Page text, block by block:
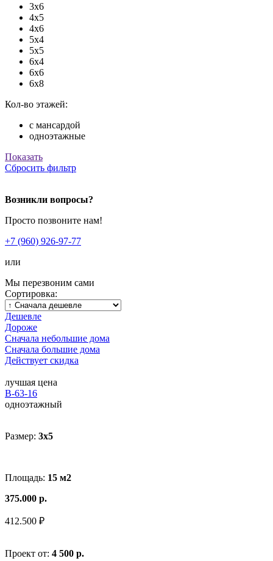
3x6
4x5
4x6
5x4
5x5
6x4
6x6
6x8
Кол-во этажей:
с мансардой
одноэтажные
Показать
Сбросить фильтр
Возникли вопросы?
Просто позвоните нам!
+7 (960) 926-97-77
или
Мы перезвоним сами
Сортировка:
Дешевле
Дороже
Сначала небольшие дома
Сначала большие дома
Действует скидка
лучшая цена
В-63-16
одноэтажный
Размер: 3x5
Площадь: 15 м2
375.000 р.
412.500 ₽
Проект от: 4 500 р.